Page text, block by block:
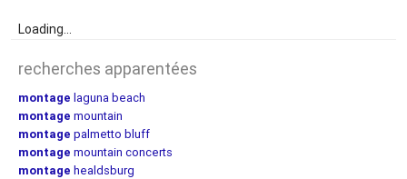
Loading...
recherches apparentées
montage laguna beach
montage mountain
montage palmetto bluff
montage mountain concerts
montage healdsburg